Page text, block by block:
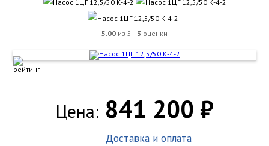
5.00 из 5 | 3 оценки
Цена: 841 200 ₽
Доставка и оплата